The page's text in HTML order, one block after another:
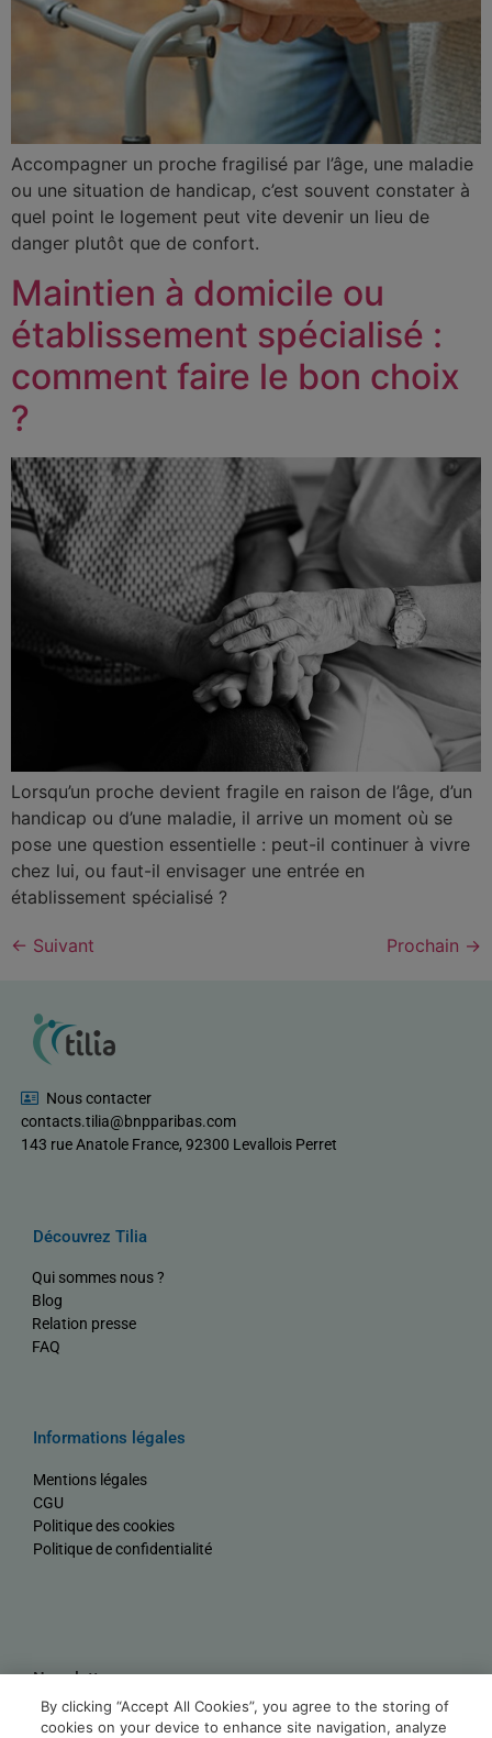
Accompagner un proche fragilisé par l’âge, une maladie
ou une situation de handicap, c’est souvent constater à
quel point le logement peut vite devenir un lieu de
danger plutôt que de confort.
Maintien à domicile ou
établissement spécialisé :
comment faire le bon choix
?
Lorsqu’un proche devient fragile en raison de l’âge, d’un
handicap ou d’une maladie, il arrive un moment où se
pose une question essentielle : peut-il continuer à vivre
chez lui, ou faut-il envisager une entrée en
établissement spécialisé ?
← Suivant Prochain →
Nous contacter
contacts.tilia@bnpparibas.com
143 rue Anatole France, 92300 Levallois Perret
Découvrez Tilia
Qui sommes nous ?
Blog
Relation presse
FAQ
Informations légales
Mentions légales
CGU
Politique des cookies
Politique de confidentialité
Newsletter
Nom
By clicking “Accept All Cookies”, you agree to the storing of
cookies on your device to enhance site navigation, analyze